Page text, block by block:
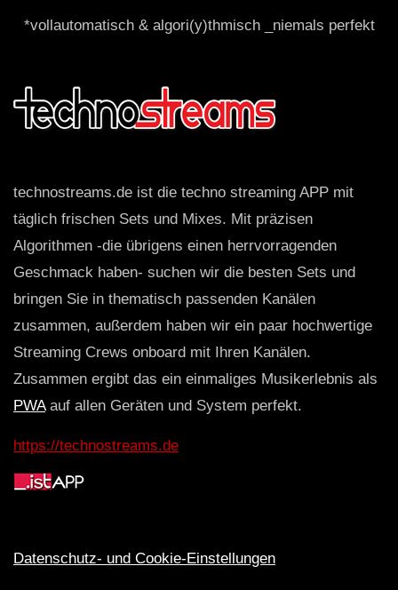
*vollautomatisch & algori(y)thmisch _niemals perfekt
technostreams.de ist die techno streaming APP mit
täglich frischen Sets und Mixes. Mit präzisen
Algorithmen -die übrigens einen herrvorragenden
Geschmack haben- suchen wir die besten Sets und
bringen Sie in thematisch passenden Kanälen
zusammen, außerdem haben wir ein paar hochwertige
Streaming Crews onboard mit Ihren Kanälen.
Zusammen ergibt das ein einmaliges Musikerlebnis als
PWAauf allen Geräten und System perfekt.
https://technostreams.de
Datenschutz- und Cookie-Einstellungen